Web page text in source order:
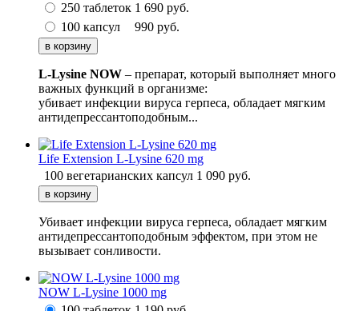
250 таблеток 1 690 руб.
100 капсул
990 руб.
L-Lysine NOW – препарат, который выполняет много
важных функций в организме:
убивает инфекции вируса герпеса, обладает мягким
антидепрессантоподобным...
Life Extension L-Lysine 620 mg
100 вегетарианских капсул 1 090 руб.
Убивает инфекции вируса герпеса, обладает мягким
антидепрессантоподобным эффектом, при этом не
вызывает сонливости.
NOW L-Lysine 1000 mg